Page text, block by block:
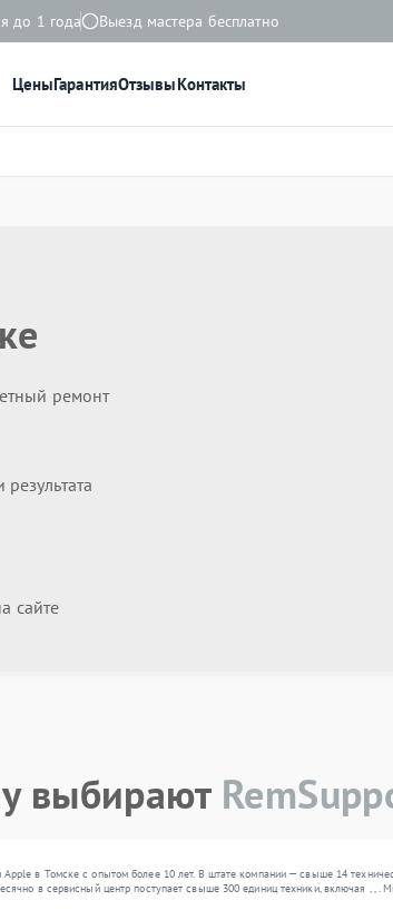
до 1 года Выезд мастера бесплатно
ЦеныГарантияОтзывыКонтакты
ремонт
сайте
выбирают
в Томске с опытом более 10 лет. В штате компании — свыше 14
в сервисный центр поступает свыше 300 единиц техники, включая , ,